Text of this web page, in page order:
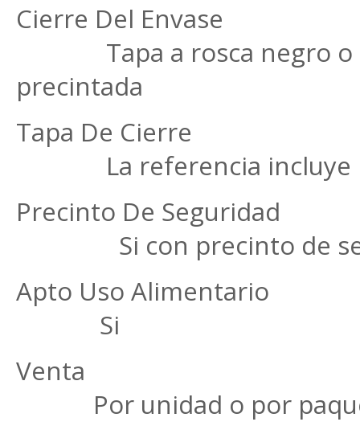
Cierre Del
Tapa a rosca negro o
precintada
Tapa De
La referencia incluye
Precinto De
Si con precinto de
Apto Uso
Si
Por unidad o por